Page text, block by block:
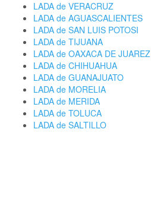
LADA de VERACRUZ
LADA de AGUASCALIENTES
LADA de SAN LUIS POTOSI
LADA de TIJUANA
LADA de OAXACA DE JUAREZ
LADA de CHIHUAHUA
LADA de GUANAJUATO
LADA de MORELIA
LADA de MERIDA
LADA de TOLUCA
LADA de SALTILLO